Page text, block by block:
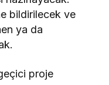
bildirilecek ve
ya da
proje